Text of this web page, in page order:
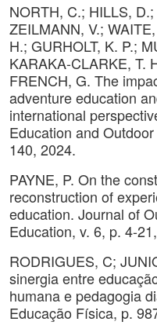
NORTH, C.; HILLS,
ZEILMANN, V.;
H.; GURHOLT, K. P.;
KARAKA-CLARKE, T.
FRENCH, G. The
adventure education
international
Education and
140, 2024.
PAYNE, P. On the
reconstruction of
education. Journal of
Education, v. 6, p. 4-
RODRIGUES, C;
sinergia entre
humana e pedagogia
Educação Física, p.